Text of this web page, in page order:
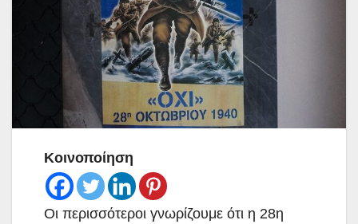
Κοινοποίηση
Οι περισσότεροι γνωρίζουμε ότι η 28η